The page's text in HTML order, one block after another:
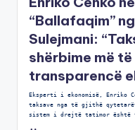
“Ballafaqim”
Sulejmani:
shërbime më
transparencë
Eksperti i ekonomisë, Enriko
taksave nga të gjithë
sistem i drejtë tatimor është